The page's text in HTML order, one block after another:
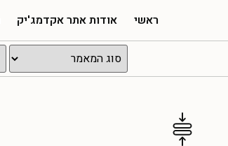
ראשי אודות אתר אקדמג'יק